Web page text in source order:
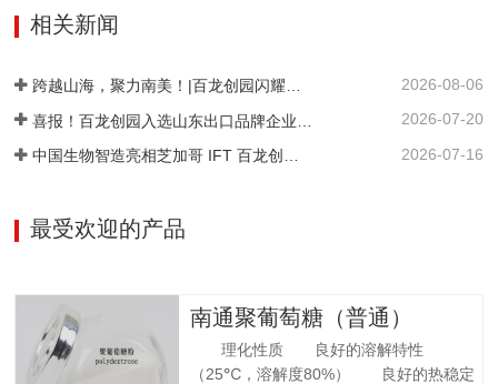
能力很强。热稳定比蔗糖略差，不被大多
数细菌和酵母所发酵。遮蔽异味，平衡口
感和风味。在高温下长时间加热比蔗糖稍
易容易着色。 法规许可中国：食品添加剂
相关新闻
跨越山海，聚力南美！|百龙创园闪耀巴西 FiSA 南美食品配料展，深耕健康配料市场 2026-08-06
2026-07-20
2026-07-16
最受欢迎的产品
南通聚葡萄糖（普通）
理化性质 良好的溶解特性
（25℃，溶解度80%） 良好的热稳定